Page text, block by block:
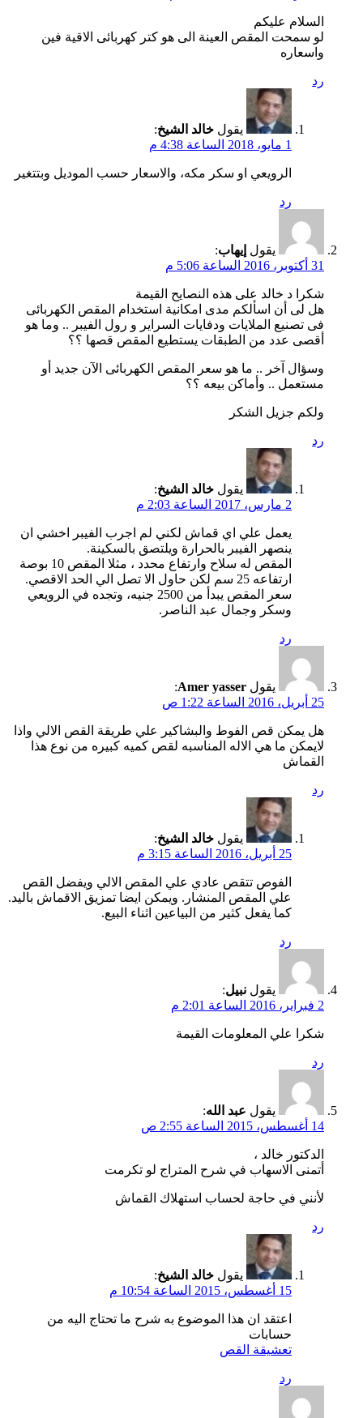
السلام عليكم
لو سمحت المقص العينة الى هو كتر كهربائى الاقية فين
واسعاره
رد
يقول خالد الشيخ:
1 مايو، 2018 الساعة 4:38 م
الرويعي او سكر مكه، والاسعار حسب الموديل وبتتغير
رد
يقول إيهاب:
31 أكتوبر، 2016 الساعة 5:06 م
شكرا د خالد على هذه النصايح القيمة
هل لى أن اسألكم مدى امكانية استخدام المقص الكهربائى
فى تصنيع الملايات ودفايات السراير و رول الفيبر .. وما هو
أقصى عدد من الطبقات يستطيع المقص قصها ؟؟
وسؤال آخر .. ما هو سعر المقص الكهربائى الآن جديد أو
مستعمل .. وأماكن بيعه ؟؟
ولكم جزيل الشكر
رد
يقول خالد الشيخ:
2 مارس، 2017 الساعة 2:03 م
يعمل علي اي قماش لكني لم اجرب الفيبر اخشي ان
ينصهر الفيبر بالحرارة ويلتصق بالسكينة.
المقص له سلاح وارتفاع محدد ، مثلا المقص 10 بوصة
ارتفاعه 25 سم لكن حاول الا تصل الي الحد الاقصي.
سعر المقص يبدأ من 2500 جنيه، وتجده في الرويعي
وسكر وجمال عبد الناصر.
رد
يقول Amer yasser
:
25 أبريل، 2016 الساعة 1:22 ص
هل يمكن قص الفوط والبشاكير علي طريقة القص الالي واذا
لايمكن ما هي الاله المناسبه لقص كميه كبيره من نوع هذا
القماش
رد
يقول خالد الشيخ:
25 أبريل، 2016 الساعة 3:15 م
الفوص تتقص عادي علي المقص الالي ويفضل القص
علي المقص المنشار. ويمكن ايضا تمزيق الاقماش باليد.
كما يفعل كثير من البياعين اثناء البيع.
رد
يقول نبيل:
2 فبراير، 2016 الساعة 2:01 م
شكرا علي المعلومات القيمة
رد
يقول عبد الله:
14 أغسطس، 2015 الساعة 2:55 ص
الدكتور خالد ،
أتمنى الاسهاب في شرح المتراج لو تكرمت
لأنني في حاجة لحساب استهلاك القماش
رد
يقول خالد الشيخ:
15 أغسطس، 2015 الساعة 10:54 م
اعتقد ان هذا الموضوع به شرح ما تحتاج اليه من
حسابات
تعشيقة القص
رد